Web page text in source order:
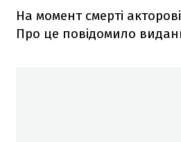
На момент смерті
Про це повідомило